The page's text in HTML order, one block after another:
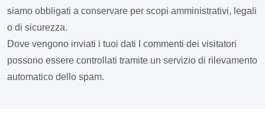
siamo obbligati a conservare per scopi amministrativi, legali
o di sicurezza.
Dove vengono inviati i tuoi dati I commenti dei visitatori
possono essere controllati tramite un servizio di rilevamento
automatico dello spam.